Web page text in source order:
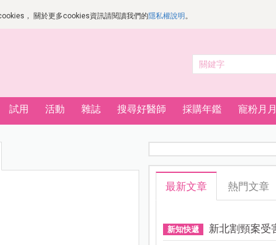
， 關於更多cookies資訊請閱讀我們的隱私權說明 。
試用 活動 雜誌 搜尋好醫師 採購年鑑 寵粉月
最新文章 熱門文章
新知快遞 新北割頸案受